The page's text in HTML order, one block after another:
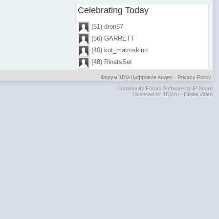
Celebrating Today
(51) dron57
(56) GARRETT
(40) kot_matroskinn
(48) RinatsSet
Privacy Policy
Форум 1DV-Цифровое видео·
Community Forum Software by IP.Board
Licensed to: 1DV.ru - Digital Video